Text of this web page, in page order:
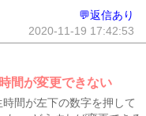
💬返信あり
2020-11-19 17:42:53
間が変更できない
間が左下の数字を押して